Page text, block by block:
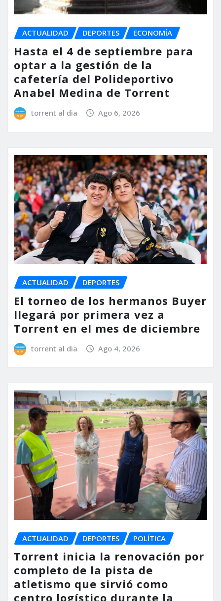
ACTUALIDAD DEPORTES ECONOMÍA
Hasta el 4 de septiembre para
optar a la gestión de la
cafetería del Polideportivo
Anabel Medina de Torrent
torrent al dia Ago 6, 2026
ACTUALIDAD DEPORTES
El torneo de los hermanos Buyer
llegará por primera vez a
Torrent en el mes de diciembre
torrent al dia Ago 4, 2026
ACTUALIDAD DEPORTES POLÍTICA
Torrent inicia la renovación por
completo de la pista de
atletismo que sirvió como
centro logístico durante la